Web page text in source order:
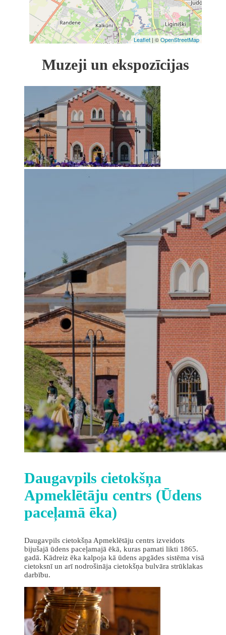
Leaflet| ©OpenStreetMap
Muzeji un ekspozīcijas
Daugavpils cietokšņa
Apmeklētāju centrs (Ūdens
paceļamā ēka)
Daugavpils cietokšņa Apmeklētāju centrs izveidots
bijušajā ūdens paceļamajā ēkā, kuras pamati likti 1865.
gadā. Kādreiz ēka kalpoja kā ūdens apgādes sistēma visā
cietoksnī un arī nodrošināja cietokšņa bulvāra strūklakas
darbību.